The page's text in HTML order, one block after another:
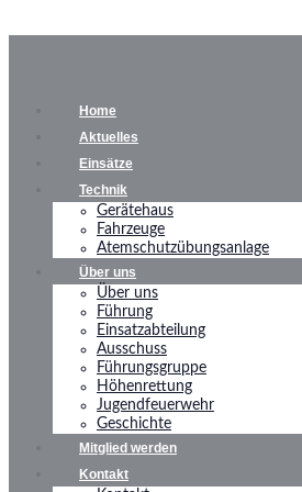
Home
Aktuelles
Einsätze
Technik
Gerätehaus
Fahrzeuge
Atemschutzübungsanlage
Über uns
Über uns
Führung
Einsatzabteilung
Ausschuss
Führungsgruppe
Höhenrettung
Jugendfeuerwehr
Geschichte
Mitglied werden
Kontakt